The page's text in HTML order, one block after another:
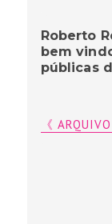
Roberto
bem
públicas
《 ARQUIVO